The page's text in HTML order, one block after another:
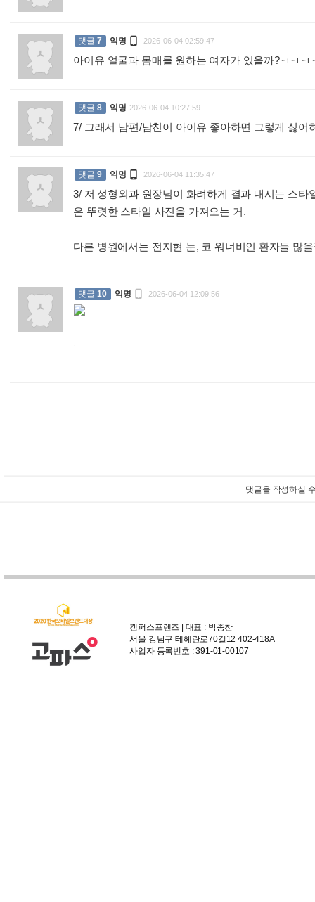
댓글 7 익명  2026-06-04 02:59:47
아이유 얼굴과 몸매를 원하는 여자가 있을까?ㅋㅋ
댓글 8 익명 2026-06-04 10:27:59
7/ 그래서 남편/남친이 아이유 좋아하면 그렇게 싫어
댓글 9 익명  2026-06-04 11:35:47
3/ 저 성형외과 원장님이 화려하게 결과 내시는 스
은 뚜렷한 스타일 사진을 가져오는 거.
다른 병원에서는 전지현 눈, 코 워너비인 환자들 많
댓글 10 익명  2026-06-04 12:09:56
댓글을 작성하실
캠퍼스프렌즈 | 대표 : 박종찬
서울 강남구 테헤란로70길12 402-418A
사업자 등록번호 : 391-01-00107